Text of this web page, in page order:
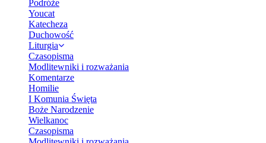
Podróże
Youcat
Katecheza
Duchowość
Liturgia
Czasopisma
Modlitewniki i rozważania
Komentarze
Homilie
I Komunia Święta
Boże Narodzenie
Wielkanoc
Czasopisma